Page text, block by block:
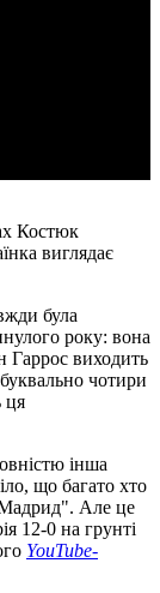
Костюк
виглядає
була
року: вона
Гаррос виходить
чотири
ця
інша
що багато хто
Мадрид". Але це
12-0 на грунті
YouTube-